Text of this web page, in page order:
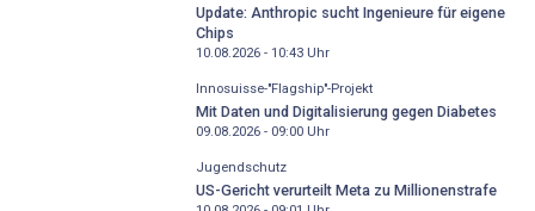
Update: Anthropic sucht Ingenieure für eigene
Chips
10.08.2026 - 10:43Uhr
Innosuisse-"Flagship"-Projekt
Mit Daten und Digitalisierung gegen Diabetes
09.08.2026 - 09:00Uhr
Jugendschutz
US-Gericht verurteilt Meta zu Millionenstrafe